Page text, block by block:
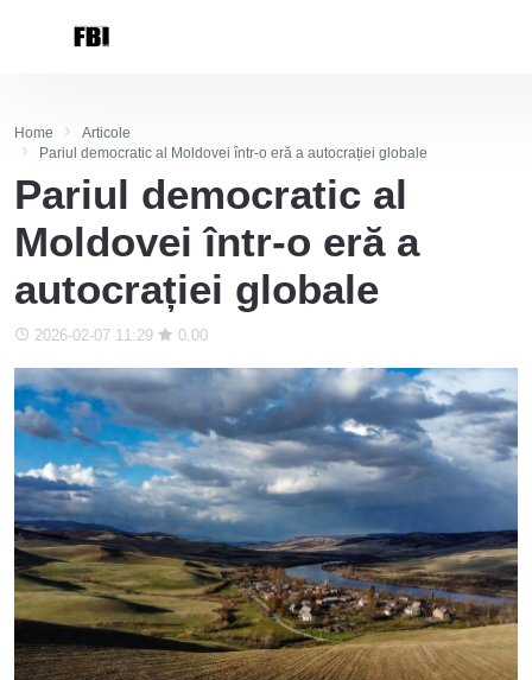
Home
Articole
Pariul democratic al Moldovei într-o eră a autocrației globale
Pariul democratic al
Moldovei într-o eră a
autocrației globale
2026-02-07 11:29 0.00